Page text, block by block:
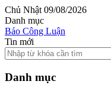
Chủ Nhật 09/08/2026
Danh mục
Báo Công Luận
Tin mới
Danh mục